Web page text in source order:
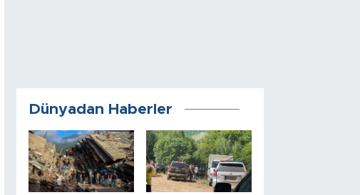
Dünyadan Haberler